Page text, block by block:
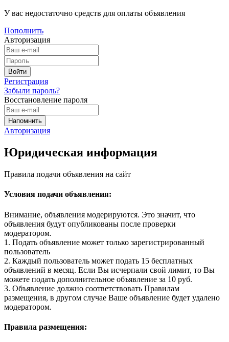
У вас недостаточно средств для оплаты объявления
Пополнить
Авторизация
Регистрация
Забыли пароль?
Восстановление пароля
Авторизация
Юридическая информация
Правила подачи объявления на сайт
Условия подачи объявления:
Внимание, объявления модерируются. Это значит, что
объявления будут опубликованы после проверки
модератором.
1. Подать объявление может только зарегистрированный
пользователь
2. Каждый пользователь может подать 15 бесплатных
объявлений в месяц. Если Вы исчерпали свой лимит, то Вы
можете подать дополнительное объявление за 10 руб.
3. Объявление должно соответствовать Правилам
размещения, в другом случае Ваше объявление будет удалено
модератором.
Правила размещения: